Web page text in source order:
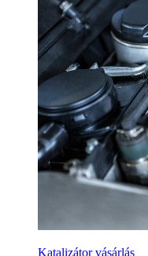
Katalizátor vásárlás